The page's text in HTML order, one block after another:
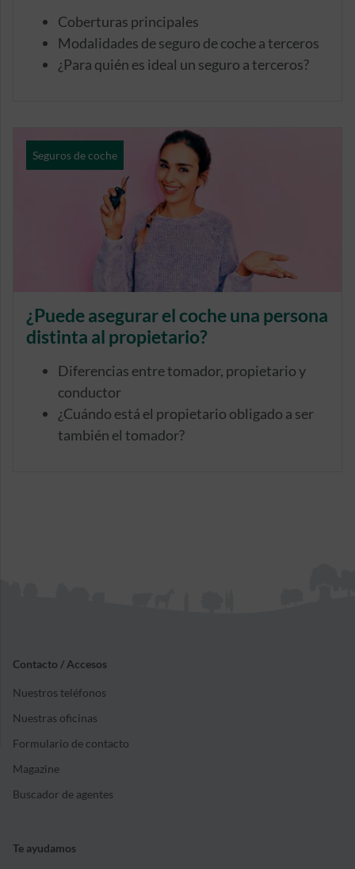
Coberturas principales
Modalidades de seguro de coche a terceros
¿Para quién es ideal un seguro a terceros?
Seguros de coche
¿Puede asegurar el coche una persona
distinta al propietario?
Diferencias entre tomador, propietario y
conductor
¿Cuándo está el propietario obligado a ser
también el tomador?
Contacto / Accesos
Nuestros teléfonos
Nuestras oficinas
Formulario de contacto
Magazine
Buscador de agentes
Te ayudamos